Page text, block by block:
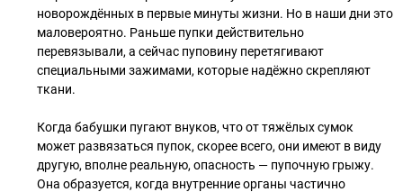
новорождённых в первые минуты жизни. Но в наши дни это
маловероятно. Раньше пупки действительно
перевязывали, а сейчас пуповину перетягивают
специальными зажимами, которые надёжно скрепляют
ткани.
Когда бабушки пугают внуков, что от тяжёлых сумок
может развязаться пупок, скорее всего, они имеют в виду
другую, вполне реальную, опасность — пупочную грыжу.
Она образуется, когда внутренние органы частично